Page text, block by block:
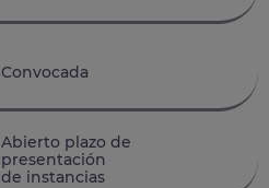
Convocada
Abierto plazo de
presentación
de instancias